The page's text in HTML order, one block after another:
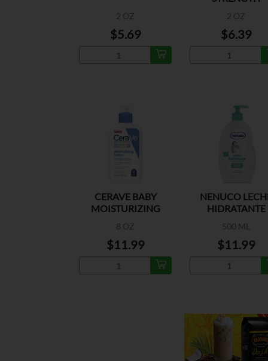
2 OZ
$5.69
2 OZ
$6.39
CERAVE BABY
MOISTURIZING
8 OZ
$11.99
NENUCO
HIDRATANTE
500 ML
$11.99